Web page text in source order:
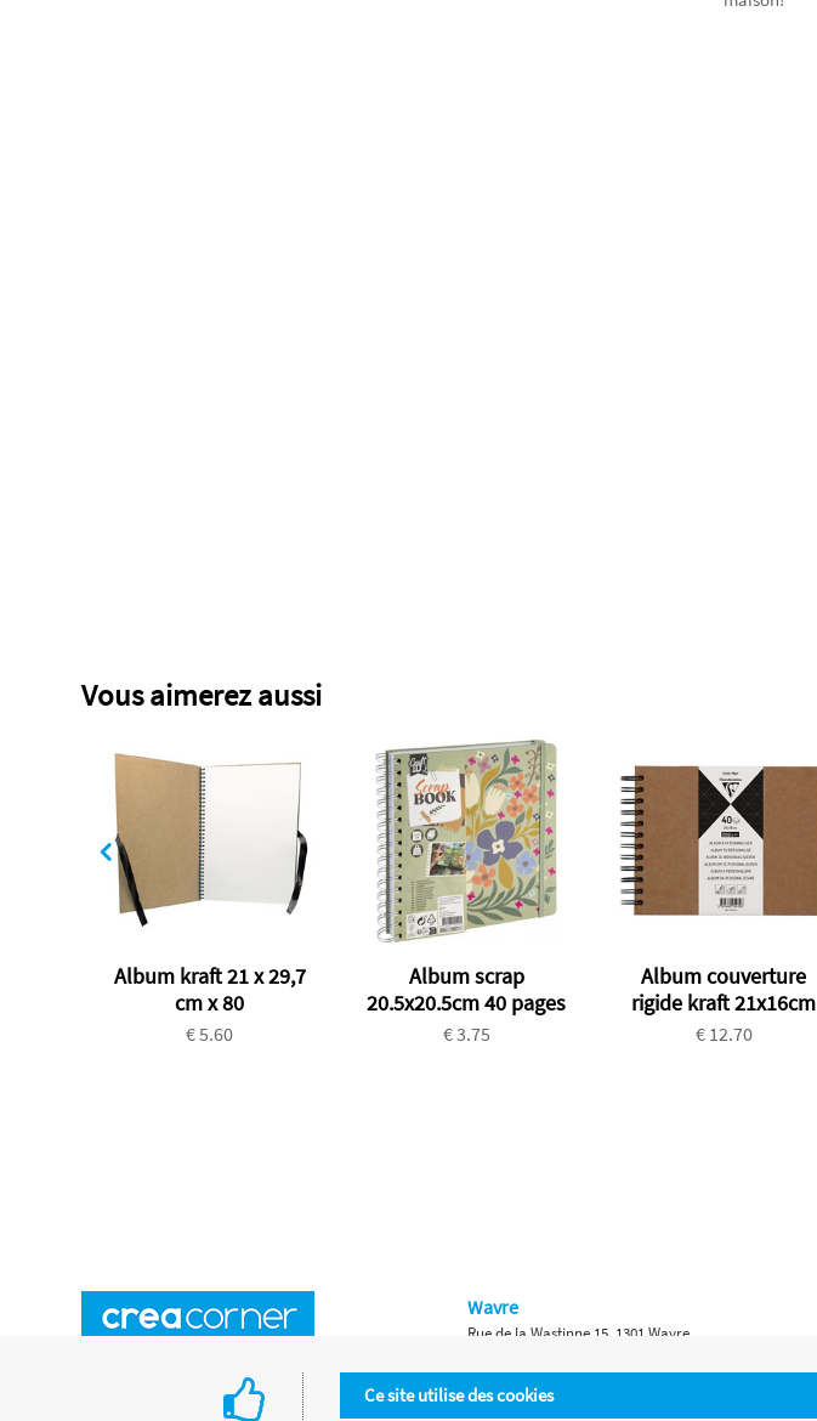
Vous aimerez aussi
Album kraft 21 x 29,7
cm x 80
€ 5.60
Album scrap
20.5x20.5cm 40 pages
€ 3.75
Album couverture
rigide kraft 21x16cm
€ 12.70
Ce site utilise des cookies
Wavre
Rue de la Wastinne 15, 1301 Wavre
Waterloo
Chaussée de Bruxelles 315, 1410 Waterloo